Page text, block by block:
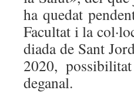
ha quedat
Facultat i la
diada de Sant
2020,
deganal.